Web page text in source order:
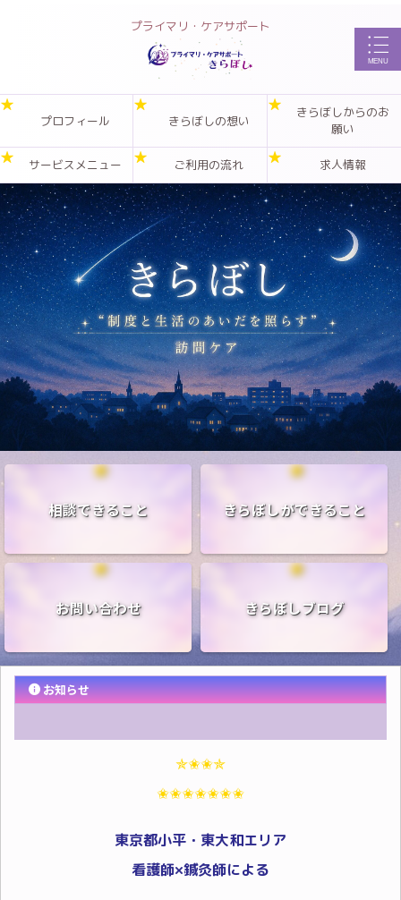
プライマリ・ケアサポート
プロフィール きらぼしの想い
きらぼしからのお
願い
サービスメニュー ご利用の流れ 求人情報
相談できること きらぼしができること
お問い合わせ きらぼしブログ
お知らせ
✯✬✬✯
✬✬✬✬✬✬✬
東京都小平・東大和エリア
看護師×鍼灸師による